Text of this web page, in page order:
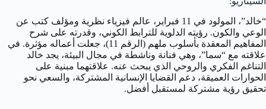
“خالد”، المولود في 11 فبراير، عالم فيزياء نظرية ومؤلف كتب عن
الوعي والكون. رؤيته الدلوية للترابط الكوني، وقدرته على شرح
المفاهيم المعقدة بأسلوب ملهم (الرقم 11)، جعلت أعماله مؤثرة. في
علاقته مع “سما”، وهي فنانة وناشطة في مجال البيئة، يجد خالد
التناغم الفكري والروحي الذي يبحث عنه. علاقتهما مبنية على
الحوارات العميقة، دعم القضايا الإنسانية المشتركة، والسعي نحو
تحقيق رؤية مشتركة لمستقبل أفضل.